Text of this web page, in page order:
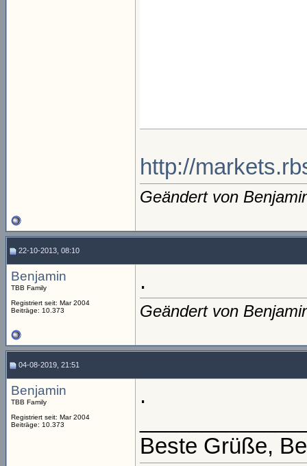
http://
Geändert von
22-10-2013, 08:10
Benjamin
TBB Family
Registriert seit: Mar 2004
Beiträge: 10.373
.
Geändert von
04-08-2019, 21:51
Benjamin
TBB Family
Registriert seit: Mar 2004
Beiträge: 10.373
.
Beste Grüße,